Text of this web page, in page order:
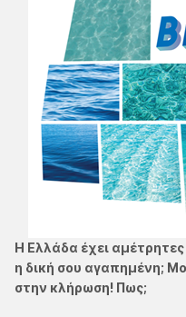
H Ελλάδα έχει
η δική σου αγαπημένη;
στην κλήρωση!​ Πως;​